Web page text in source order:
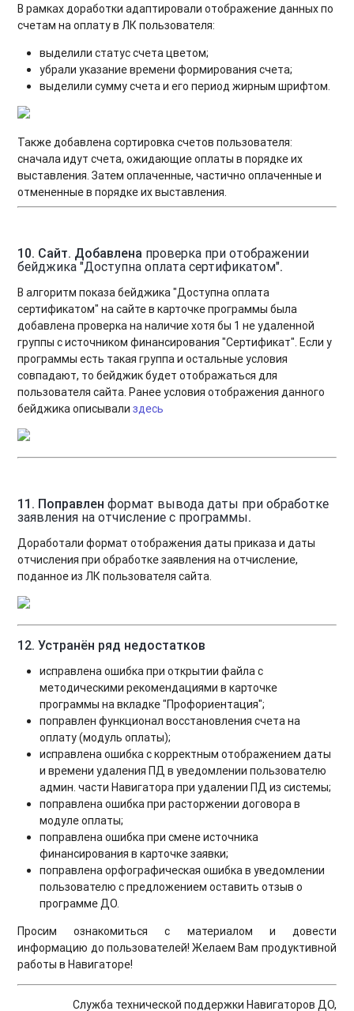
В рамках доработки адаптировали отображение данных по
счетам на оплату в ЛК пользователя:
выделили статус счета цветом;
убрали указание времени формирования счета;
выделили сумму счета и его период жирным шрифтом.
Также добавлена сортировка счетов пользователя:
сначала идут счета, ожидающие оплаты в порядке их
выставления. Затем оплаченные, частично оплаченные и
отмененные в порядке их выставления.
10. Сайт. Добавлена проверка при отображении
бейджика "Доступна оплата сертификатом".
В алгоритм показа бейджика "Доступна оплата
сертификатом" на сайте в карточке программы была
добавлена проверка на наличие хотя бы 1 не удаленной
группы с источником финансирования "Сертификат". Если у
программы есть такая группа и остальные условия
совпадают, то бейджик будет отображаться для
пользователя сайта. Ранее условия отображения данного
бейджика описывализдесь
11. Поправленформат вывода даты при обработке
заявления на отчисление с программы.
Доработали формат отображения даты приказа и даты
отчисления при обработке заявления на отчисление,
поданное из ЛК пользователя сайта.
12. Устранён ряд недостатков
исправлена ошибка при открытии файла с
методическими рекомендациями в карточке
программы на вкладке "Профориентация";
поправлен функционал восстановления счета на
оплату (модуль оплаты);
исправлена ошибка с корректным отображением даты
и времени удаления ПД в уведомлении пользователю
админ. части Навигатора при удалении ПД из системы;
поправлена ошибка при расторжении договора в
модуле оплаты;
поправлена ошибка при смене источника
финансирования в карточке заявки;
поправлена орфографическая ошибка в уведомлении
пользователю с предложением оставить отзыв о
программе ДО.
Просим ознакомиться с материалом и довести
информацию до пользователей! Желаем Вам продуктивной
работы в Навигаторе!
Служба технической поддержки Навигаторов ДО,